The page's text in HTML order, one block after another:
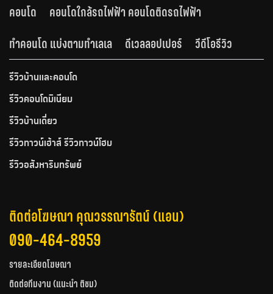
คอนโด
คอนโดใกล้รถไฟฟ้า คอนโดติดรถไฟฟ้า
ทำคอนโด แบ่งตามทำเลเล
ดีเวลลอปเปอร์ วีดีโอรีวิว
รีวิวบ้านและคอนโด
รีวิวคอนโดมิเนียม
รีวิวบ้านเดี่ยว
รีวิวทาวน์เฮ้าส์ รีวิวทาวน์โฮม
รีวิวอสังหาริมทรัพย์
ติดต่อโฆษณา คุณวรรณารัตน์ (แอน)
090-464-8959
รายละเอียดโฆษณา
ติดต่อทีมงาน (แนะนำ ติชม)